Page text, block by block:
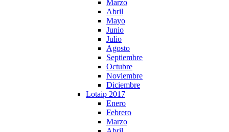
Marzo
Abril
Mayo
Junio
Julio
Agosto
Septiembre
Octubre
Noviembre
Diciembre
Lotaip 2017
Enero
Febrero
Marzo